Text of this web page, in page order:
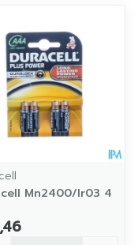
Mn2400/lr03 4